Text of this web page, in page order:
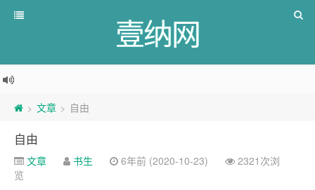
壹纳网
> 文章 > 自由
自由
文章 书生 6年前 (2020-10-23)
2321次浏
览